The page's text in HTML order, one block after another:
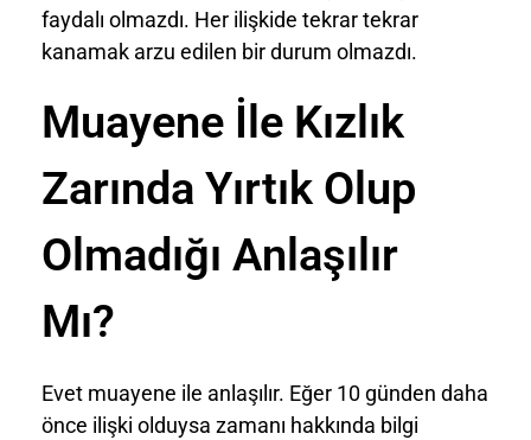
faydalı olmazdı. Her ilişkide tekrar tekrar
kanamak arzu edilen bir durum olmazdı.
Muayene İle Kızlık
Zarında Yırtık Olup
Olmadığı Anlaşılır
Mı?
Evet muayene ile anlaşılır. Eğer 10 günden daha
önce ilişki olduysa zamanı hakkında bilgi